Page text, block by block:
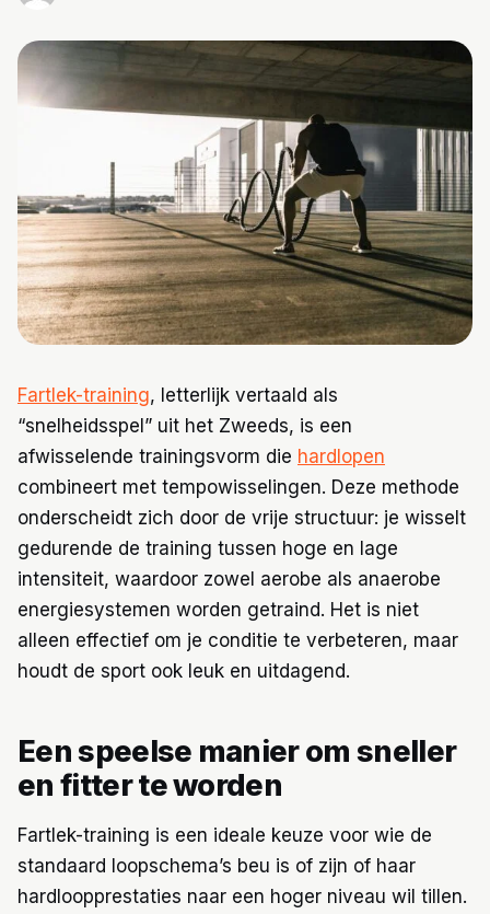
Schema’s
Fartlek-training, letterlijk vertaald als
“snelheidsspel” uit het Zweeds, is een
afwisselende trainingsvorm die hardlopen
combineert met tempowisselingen. Deze methode
onderscheidt zich door de vrije structuur: je wisselt
gedurende de training tussen hoge en lage
intensiteit, waardoor zowel aerobe als anaerobe
energiesystemen worden getraind. Het is niet
alleen effectief om je conditie te verbeteren, maar
houdt de sport ook leuk en uitdagend.
Een speelse manier om sneller
en fitter te worden
Fartlek-training is een ideale keuze voor wie de
standaard loopschema’s beu is of zijn of haar
hardloopprestaties naar een hoger niveau wil tillen.